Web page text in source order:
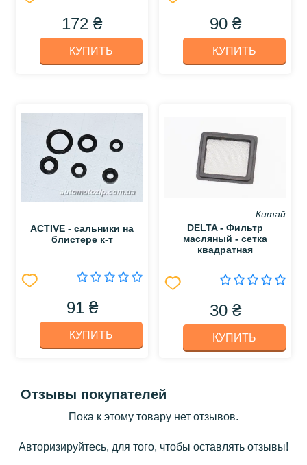
172 ₴
КУПИТЬ
90 ₴
КУПИТЬ
ACTIVE - сальники на
блистере к-т
91 ₴
КУПИТЬ
Китай
DELTA - Фильтр
масляный - сетка
квадратная
30 ₴
КУПИТЬ
Отзывы покупателей
Пока к этому товару нет отзывов.
Авторизируйтесь, для того, чтобы оставлять отзывы!